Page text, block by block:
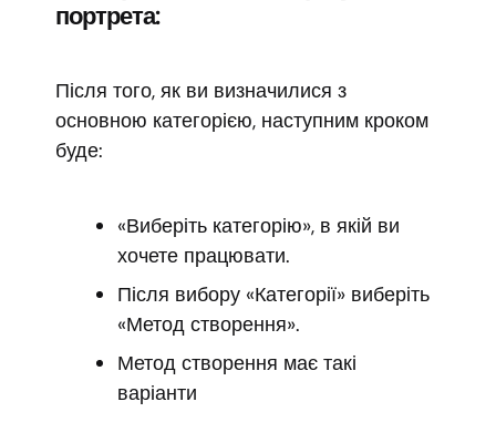
портрета:
Після того, як ви визначилися з
основною категорією, наступним кроком
буде:
«Виберіть категорію», в якій ви
хочете працювати.
Після вибору «Категорії» виберіть
«Метод створення».
Метод створення має такі
варіанти